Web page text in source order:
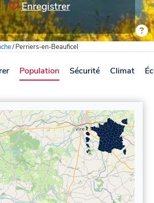
Enregistrer
/Perriers-en-Beauficel
Population Sécurité Climat